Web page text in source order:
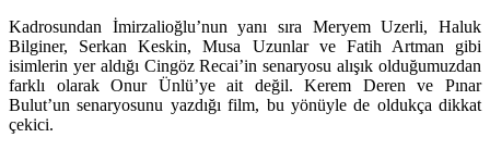
Kadrosundan İmirzalioğlu’nun yanı sıra Meryem Uzerli, Haluk
Bilginer, Serkan Keskin, Musa Uzunlarve Fatih Artman gibi
isimlerin yer aldığı Cingöz Recai’in senaryosu alışık olduğumuzdan
farklı olarak Onur Ünlü’ye ait değil. Kerem Deren ve Pınar
Bulut’un senaryosunu yazdığı film, bu yönüyle de oldukça dikkat
çekici.